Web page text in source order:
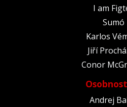
I am
Sumó
Karlos
Jiří
Conor
Andrej